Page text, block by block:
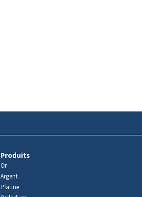
Produits
Or
Argent
Platine